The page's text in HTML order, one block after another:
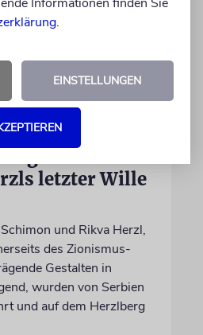
letzter Wille
und Rikva Herzl,
des Zionismus-
Gestalten in
wurden von Serbien
und auf dem Herzlberg
.
EINSTELLUNGEN